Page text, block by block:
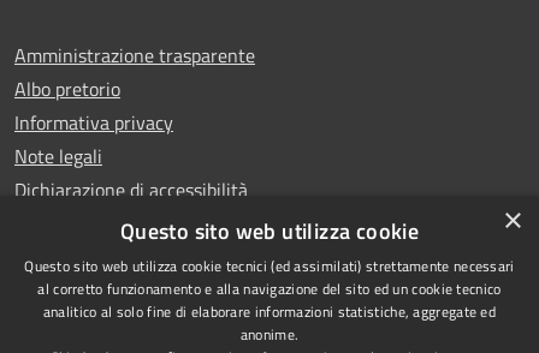
Amministrazione trasparente
Albo pretorio
Informativa privacy
Note legali
Dichiarazione di accessibilità
Whistleblowing
×
Questo sito web utilizza cookie
Questo sito web utilizza cookie tecnici (ed assimilati) strettamente necessari
al corretto funzionamento e alla navigazione del sito ed un cookie tecnico
analitico al solo fine di elaborare informazioni statistiche, aggregate ed
anonime.